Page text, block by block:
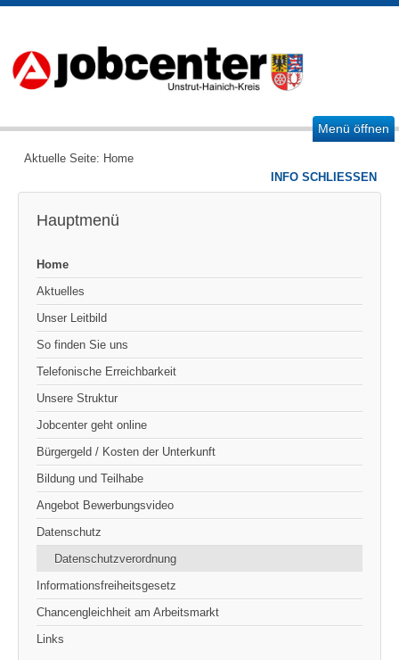
Menü öffnen
Aktuelle Seite: Home
Hauptmenü
Home
Aktuelles
Unser Leitbild
So finden Sie uns
Telefonische Erreichbarkeit
Unsere Struktur
Jobcenter geht online
Bürgergeld / Kosten der Unterkunft
Bildung und Teilhabe
Angebot Bewerbungsvideo
Datenschutz
Datenschutzverordnung
Informationsfreiheitsgesetz
Chancengleichheit am Arbeitsmarkt
Links
INFO SCHLIESSEN